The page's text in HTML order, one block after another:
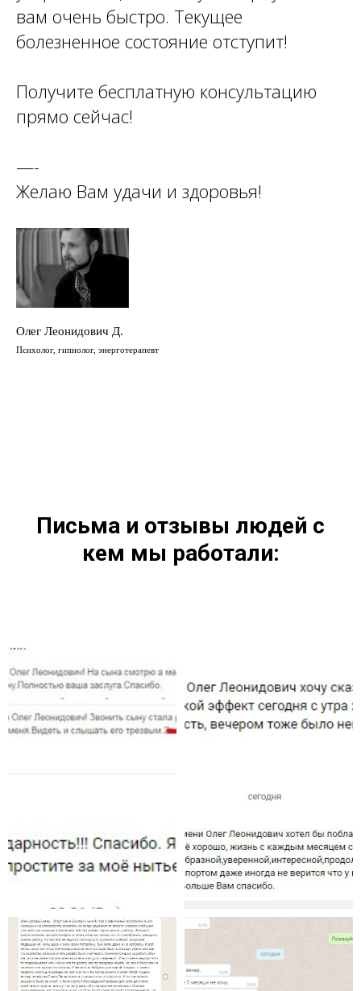
вам очень быстро. Текущее
болезненное состояние отступит!
Получите бесплатную консультацию
прямо сейчас!
—-
Желаю Вам удачи и здоровья!
Олег Леонидович Д.
Психолог, гипнолог, энерготерапевт
Письма и отзывы людей с
кем мы работали: